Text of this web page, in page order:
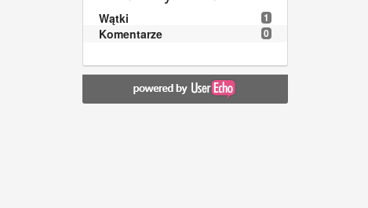
1
Wątki
0
Komentarze